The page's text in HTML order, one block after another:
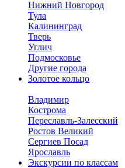
Нижний Новгород
Тула
Калининград
Тверь
Углич
Подмосковье
Другие города
Золотое кольцо
Владимир
Кострома
Переславль-Залесский
Ростов Великий
Сергиев Посад
Ярославль
Экскурсии по классам